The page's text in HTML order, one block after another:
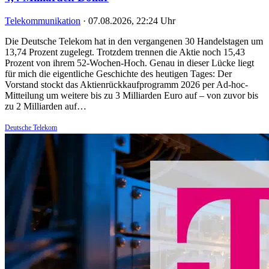
Telekommunikation · 07.08.2026, 22:24 Uhr
Die Deutsche Telekom hat in den vergangenen 30 Handelstagen um
13,74 Prozent zugelegt. Trotzdem trennen die Aktie noch 15,43
Prozent von ihrem 52-Wochen-Hoch. Genau in dieser Lücke liegt
für mich die eigentliche Geschichte des heutigen Tages: Der
Vorstand stockt das Aktienrückkaufprogramm 2026 per Ad-hoc-
Mitteilung um weitere bis zu 3 Milliarden Euro auf – von zuvor bis
zu 2 Milliarden auf…
Deutsche Telekom